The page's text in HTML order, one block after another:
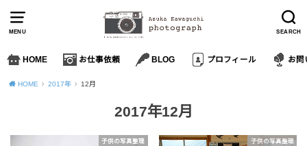
MENU SEARCH
HOME お仕事依頼 BLOG プロフィール お問
HOME 2017年 12月
2017年12月
子供の写真整理 子供の写真整理